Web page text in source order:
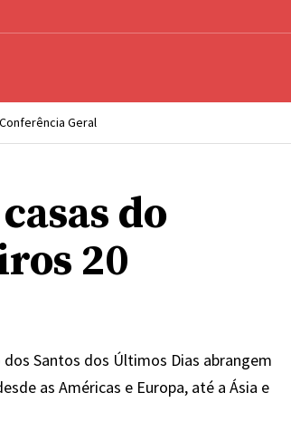
Conferência Geral
do
20
Santos dos Últimos Dias abrangem
as Américas e Europa, até a Ásia e